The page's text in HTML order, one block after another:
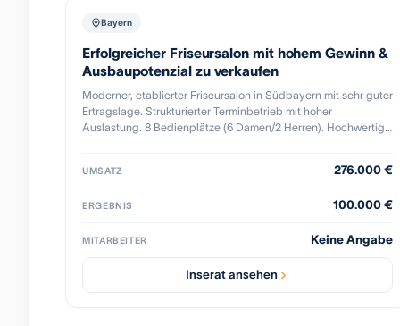
beträgt 1000 € zuzüglich Nebenkosten. Die Immobilie gehört
Bayern
Erfolgreicher Friseursalon mit hohem Gewinn &
Ausbaupotenzial zu verkaufen
Moderner, etablierter Friseursalon in Südbayern mit sehr guter
Ertragslage. Strukturierter Terminbetrieb mit hoher
Auslastung. 8 Bedienplätze (6 Damen/2 Herren). Hochwertige
erhebliches Wachstumspotenzial durch Erweiterung der
zur Expansion. Einarbeitung möglich.
UMSATZ 276.000 €
ERGEBNIS 100.000 €
MITARBEITER Keine Angabe
Inserat ansehen